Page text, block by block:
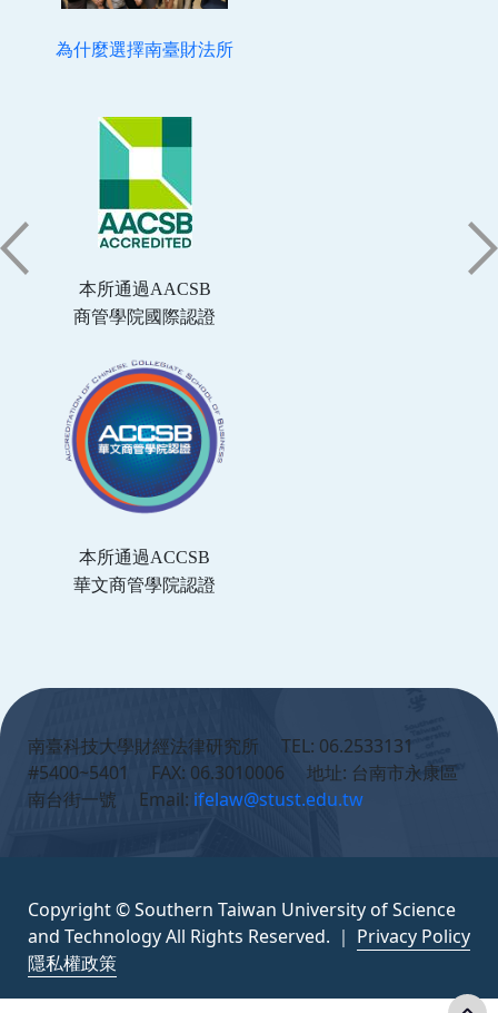
為什麼選擇南臺財法所
本所通過AACSB
商管學院國際認證
本所通過ACCSB
華文商管學院認證
南臺科技大學財經法律研究所 TEL: 06.2533131
#5400~5401 FAX: 06.3010006 地址: 台南市永康區
南台街一號 Email: ifelaw@stust.edu.tw
Copyright © Southern Taiwan University of Science
and Technology All Rights Reserved. ｜ Privacy Policy
隱私權政策